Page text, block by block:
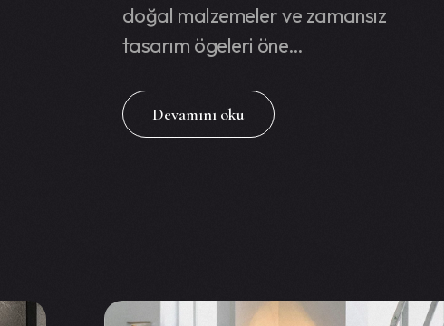
doğal malzemeler ve zamansız
tasarım ögeleri öne…
Devamını oku